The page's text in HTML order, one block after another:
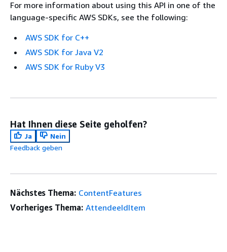
For more information about using this API in one of the
language-specific AWS SDKs, see the following:
AWS SDK for C++
AWS SDK for Java V2
AWS SDK for Ruby V3
Hat Ihnen diese Seite geholfen?
Ja
Nein
Feedback geben
Nächstes Thema: ContentFeatures
Vorheriges Thema: AttendeeIdItem